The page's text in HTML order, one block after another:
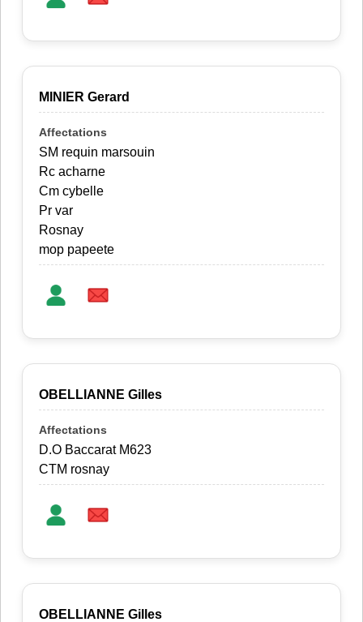
MINIER Gerard
SM requin marsouin
Rc acharne
Cm cybelle
Pr var
Rosnay
mop papeete
OBELLIANNE Gilles
D.O Baccarat M623
CTM rosnay
OBELLIANNE Gilles